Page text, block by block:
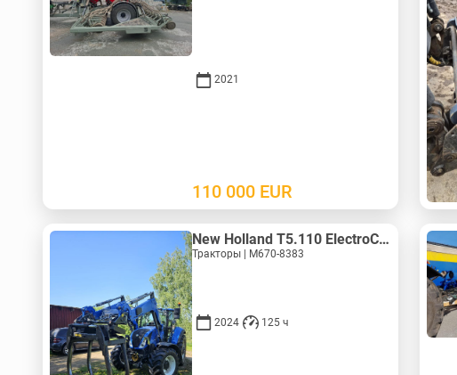
2021
110 000 EUR
New Holland T5.110 ElectroCommand
Тракторы | M670-8383
2024 125 ч